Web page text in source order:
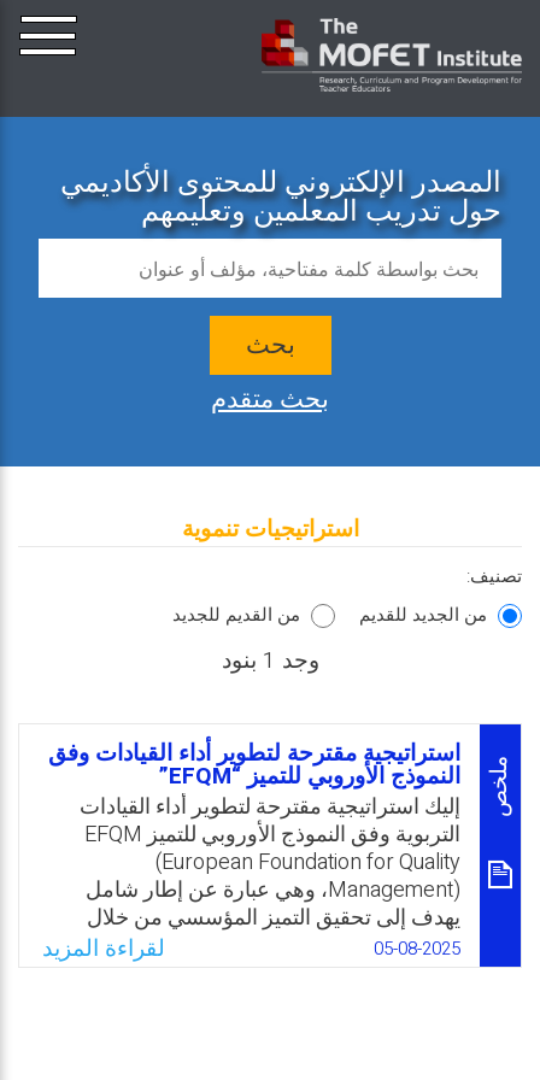
المصدر الإلكتروني للمحتوى الأكاديمي
حول تدريب المعلمين وتعليمهم
بحث
بحث متقدم
استراتيجيات تنموية
تصنيف:
من الجديد للقديم
من القديم للجديد
وجد 1 بنود
ملخص
استراتيجية مقترحة لتطوير أداء القيادات وفق
النموذج الأوروبي للتميز “EFQM”
إليك استراتيجية مقترحة لتطوير أداء القيادات
التربوية وفق النموذج الأوروبي للتميز EFQM
(European Foundation for Quality
Management)، وهي عبارة عن إطار شامل
يهدف إلى تحقيق التميز المؤسسي من خلال
التركيز على القيادة، الأشخاص، السياسات،
النتائج، والابتكار. ومن الجهة الثانية يواجه النظام
05-08-2025 لقراءة المزيد